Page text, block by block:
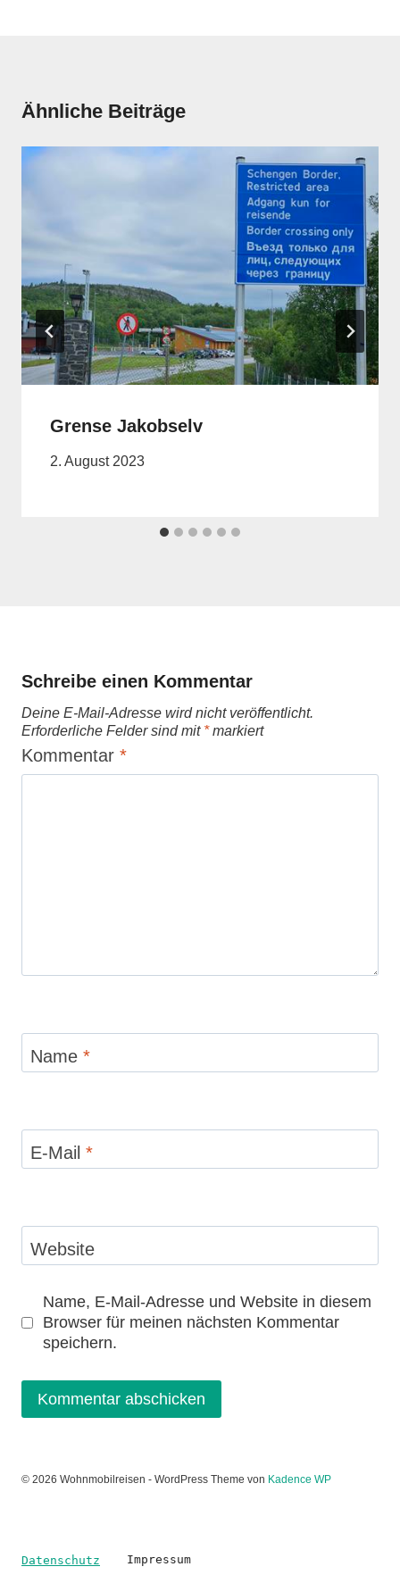
Ähnliche Beiträge
Grense Jakobselv
2. August 2023
Schreibe einen Kommentar
Deine E-Mail-Adresse wird nicht veröffentlicht.
Erforderliche Felder sind mit *markiert
Kommentar *
Name *
E-Mail *
Website
Name, E-Mail-Adresse und Website in diesem
Browser für meinen nächsten Kommentar
speichern.
© 2026 Wohnmobilreisen - WordPress Theme von Kadence WP
Datenschutz Impressum